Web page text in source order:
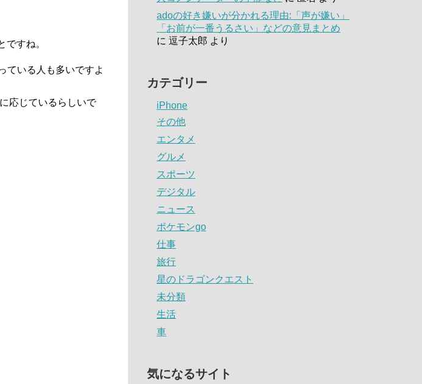
すね。
ている人も多いですよ
応じているらしいで
adoの好き嫌いが分かれる理由:「声が嫌い」
「お前が一番うるさい」などの意見まとめ
に 逗子太郎 より
カテゴリー
iPhone
その他
エンタメ
グルメ
スポーツ
デジタル
ニュース
ポケモンgo
仕事
旅行
星のドラゴンクエスト
未分類
生活
車
気になるサイト